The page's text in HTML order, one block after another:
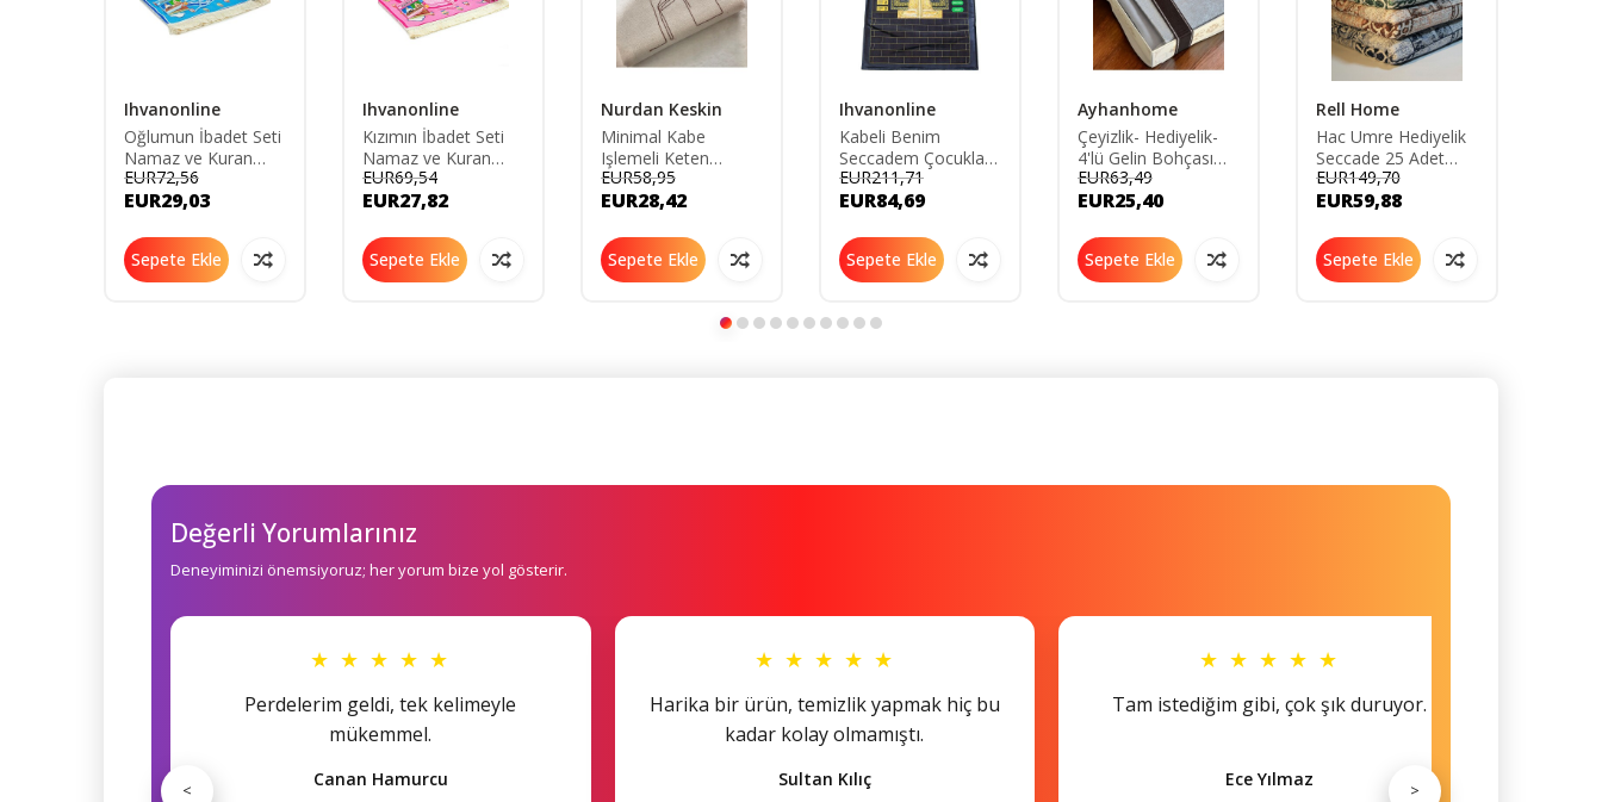
Ihvanonline
Oğlumun İbadet Seti
Namaz ve Kuran
Öğreniyorum Çocuk
Seccade Seti Mavi
EUR72,56
EUR29,03
Sepete Ekle
Ihvanonline
Kızımın İbadet Seti
Namaz ve Kuran
Öğreniyorum Çocuk
Seccade Seti Pembe
EUR69,54
EUR27,82
Sepete Ekle
Nurdan Keskin
Minimal Kabe
Işlemeli Keten
Seccade Namazlık -
Çeyizlik Hediyelik
S
EUR58,95
EUR28,42
Sepete Ekle
Ihvanonline
Kabeli Benim
Seccadem Çocuklar
İçin Sesli Konuşan 7
Dilde Namaz Kıldıran
EUR211,71
EUR84,69
Sepete Ekle
Ayhanhome
Çeyizlik- Hediyelik-
4'lü Gelin Bohçası
Seti- Iğne Oyalı
Namaz Örtüsü-
Yasin- Tesbih
EUR63,49
EUR25,40
Sepete Ekle
Rell Home
Hac Umre Hediyelik
Seccade 25 Adet
Hac Ve Umre
Hediyelik Set
Pamuklu Seccade
EUR149,70
EUR59,88
Sepete Ekle
Değerli Yorumlarınız
Deneyiminizi önemsiyoruz; her yorum bize yol gösterir.
★ ★ ★ ★ ★
Perdelerim geldi, tek kelimeyle
mükemmel.
Canan Hamurcu
★ ★ ★ ★ ★
Harika bir ürün, temizlik yapmak hiç bu
kadar kolay olmamıştı.
Sultan Kılıç
★ ★ ★ ★ ★
Tam istediğim gibi, çok şık duruyor.
Ece Yılmaz
< >